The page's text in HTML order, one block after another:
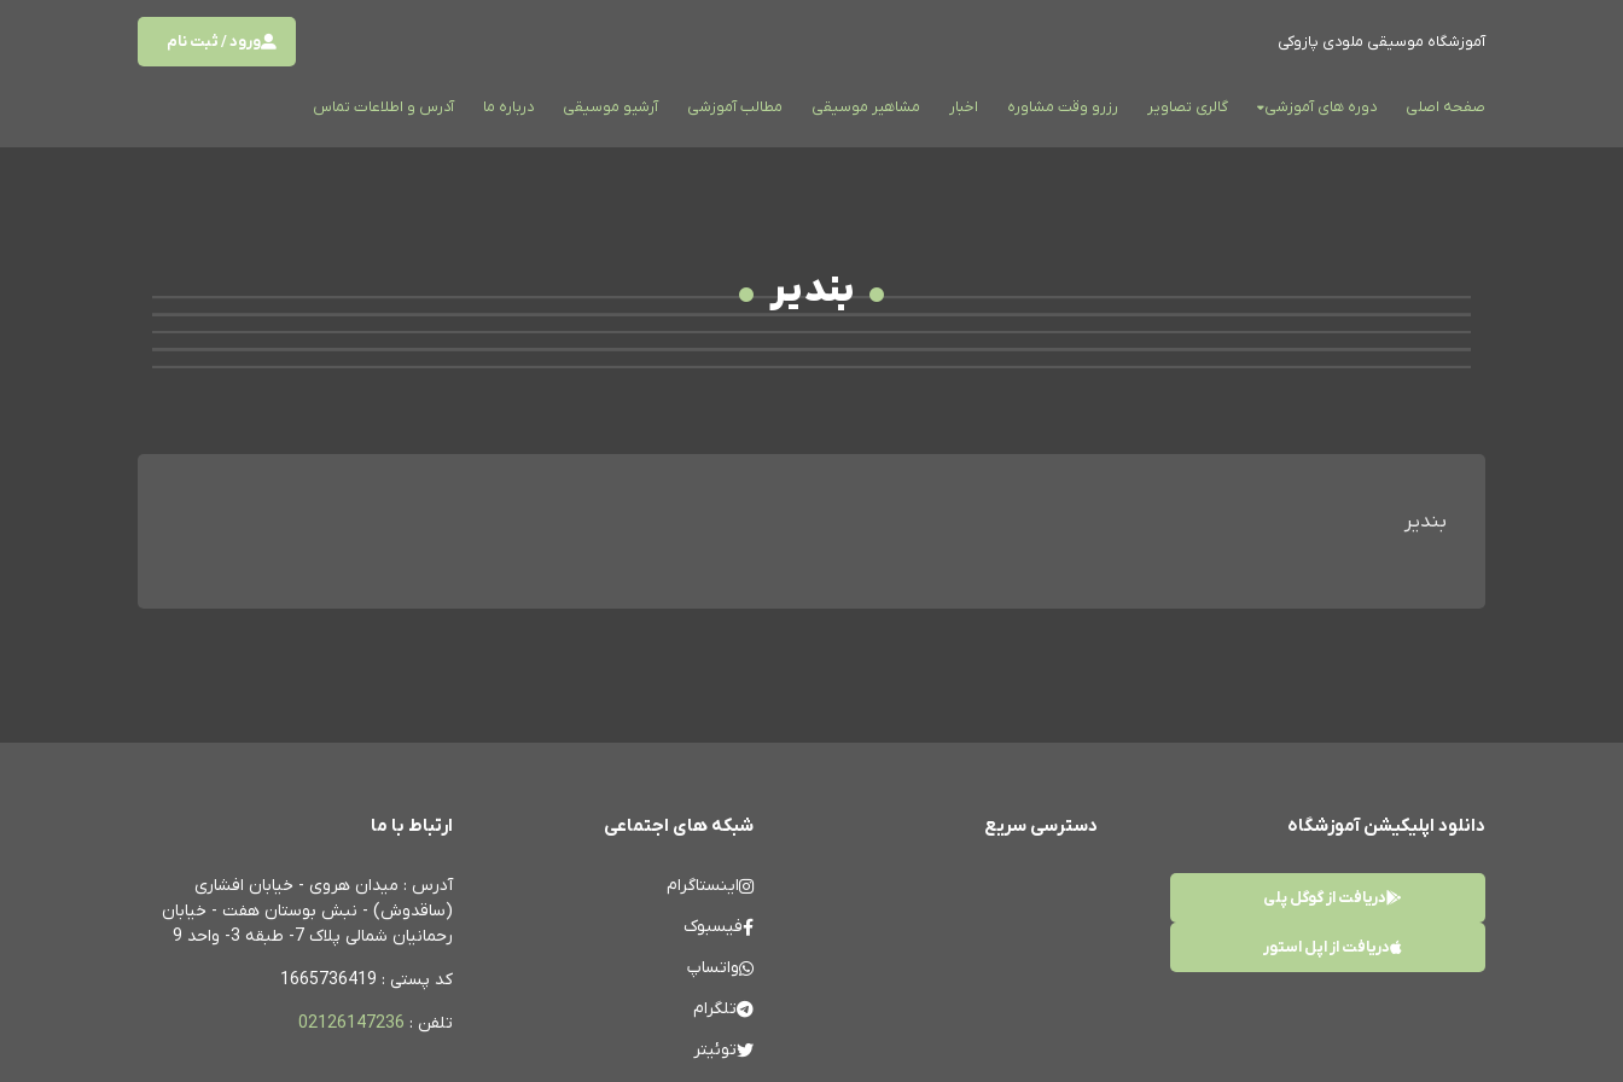
آموزشگاه موسیقی ملودی پازوکی ورود / ثبت نام
صفحه اصلی دوره های آموزشی گالری تصاویر رزرو وقت مشاوره اخبار مشاهیر موسیقی مطالب آموزشی آرشیو موسیقی درباره ما آدرس و اطلاعات تماس
بندیر
بندیر
دانلود اپلیکیشن آموزشگاه
دریافت از گوگل پلی
دریافت از اپل استور
دسترسی سریع شبکه های اجتماعی
اینستاگرام
فیسبوک
واتساپ
تلگرام
توئیتر
ارتباط با ما
آدرس : میدان هروی - خیابان افشاری
(ساقدوش) - نبش بوستان هفت - خیابان
رحمانیان شمالی پلاک 7- طبقه 3- واحد 9
کد پستی : 1665736419
تلفن : 02126147236